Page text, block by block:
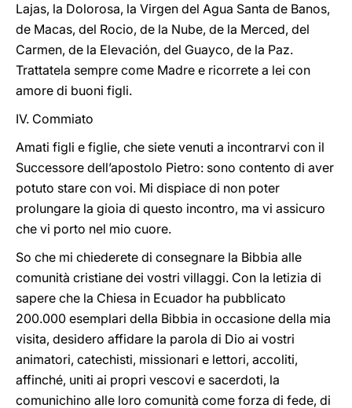
Lajas, la Dolorosa, la Virgen del Agua Santa de Banos,
de Macas, del Rocio, de la Nube, de la Merced, del
Carmen, de la Elevación, del Guayco, de la Paz.
Trattatela sempre come Madre e ricorrete a lei con
amore di buoni figli.
IV. Commiato
Amati figli e figlie, che siete venuti a incontrarvi con il
Successore dell’apostolo Pietro: sono contento di aver
potuto stare con voi. Mi dispiace di non poter
prolungare la gioia di questo incontro, ma vi assicuro
che vi porto nel mio cuore.
So che mi chiederete di consegnare la Bibbia alle
comunità cristiane dei vostri villaggi. Con la letizia di
sapere che la Chiesa in Ecuador ha pubblicato
200.000 esemplari della Bibbia in occasione della mia
visita, desidero affidare la parola di Dio ai vostri
animatori, catechisti, missionari e lettori, accoliti,
affinché, uniti ai propri vescovi e sacerdoti, la
comunichino alle loro comunità come forza di fede, di